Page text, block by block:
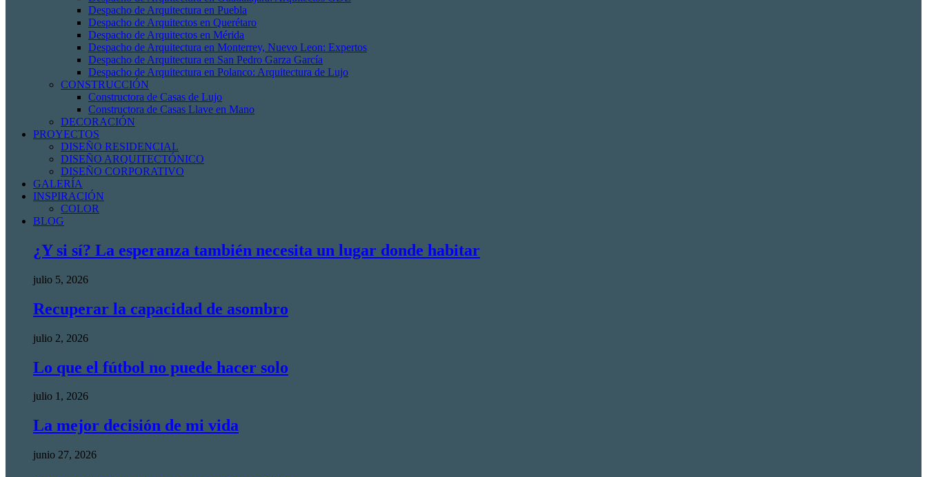
Despacho de Arquitectura en Puebla
Despacho de Arquitectos en Querétaro
Despacho de Arquitectos en Mérida
Despacho de Arquitectura en Monterrey, Nuevo Leon: Expertos
Despacho de Arquitectura en San Pedro Garza García
Despacho de Arquitectura en Polanco: Arquitectura de Lujo
CONSTRUCCIÓN
Constructora de Casas de Lujo
Constructora de Casas Llave en Mano
DECORACIÓN
PROYECTOS
DISEÑO RESIDENCIAL
DISEÑO ARQUITECTÓNICO
DISEÑO CORPORATIVO
GALERÍA
INSPIRACIÓN
COLOR
BLOG
¿Y si sí? La esperanza también necesita un lugar donde habitar
julio 5, 2026
Recuperar la capacidad de asombro
julio 2, 2026
Lo que el fútbol no puede hacer solo
julio 1, 2026
La mejor decisión de mi vida
junio 27, 2026